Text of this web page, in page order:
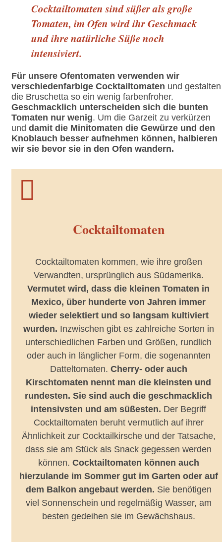
Cocktailtomaten sind süßer als große
Tomaten, im Ofen wird ihr Geschmack
und ihre natürliche Süße noch
intensiviert.
Für unsere Ofentomaten verwenden wir
verschiedenfarbige Cocktailtomaten und gestalten
die Bruschetta so ein wenig farbenfroher.
Geschmacklich unterscheiden sich die bunten
Tomaten nur wenig. Um die Garzeit zu verkürzen
und damit die Minitomaten die Gewürze und den
Knoblauch besser aufnehmen können, halbieren
wir sie bevor sie in den Ofen wandern.

Cocktailtomaten
Cocktailtomaten kommen, wie ihre großen
Verwandten, ursprünglich aus Südamerika.
Vermutet wird, dass die kleinen Tomaten in
Mexico, über hunderte von Jahren immer
wieder selektiert und so langsam kultiviert
wurden. Inzwischen gibt es zahlreiche Sorten in
unterschiedlichen Farben und Größen, rundlich
oder auch in länglicher Form, die sogenannten
Datteltomaten. Cherry- oder auch
Kirschtomaten nennt man die kleinsten und
rundesten. Sie sind auch die geschmacklich
intensivsten und am süßesten. Der Begriff
Cocktailtomaten beruht vermutlich auf ihrer
Ähnlichkeit zur Cocktailkirsche und der Tatsache,
dass sie am Stück als Snack gegessen werden
können. Cocktailtomaten können auch
hierzulande im Sommer gut im Garten oder auf
dem Balkon angebaut werden. Sie benötigen
viel Sonnenschein und regelmäßig Wasser, am
besten gedeihen sie im Gewächshaus.